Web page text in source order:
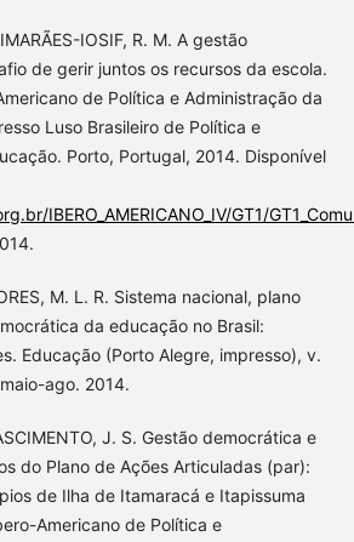
IOSIF, R. M. A gestão
de gerir juntos os recursos da escola.
de Política e Administração da
Luso Brasileiro de Política e
Porto, Portugal, 2014. Disponível
IBERO_AMERICANO_IV/GT1/
M. L. R. Sistema nacional, plano
da educação no Brasil:
Educação (Porto Alegre, impresso), v.
ago. 2014.
J. S. Gestão democrática e
do Plano de Ações Articuladas (par):
de Ilha de Itamaracá e Itapissuma
Americano de Política e